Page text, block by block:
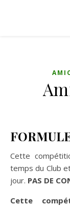
Cette compétition s’adresse à tous les membres plein
temps du Club
jour. PAS DE
Cette